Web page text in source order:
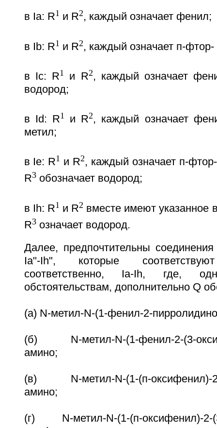
в Ia: R1 и R2, каждый означает фенил;
в Ib: R1 и R2, каждый означает п-
в Ic: R1 и R2, каждый означает
водород;
в Id: R1 и R2, каждый означает
метил;
в Ie: R1 и R2, каждый означает п-
R3обозначает водород;
в Ih: R1 и R2 вместе имеют указанное
R3означает водород.
Далее, предпочтительны
Ia"-Ih", которые
соответственно, Ia-Ih, где,
обстоятельствам, дополнительно Q
(а) N-метил-N-(1-фенил-2-
(б) N-метил-N-(1-фенил-2-(3-окси-
амино;
(в) N-метил-N-(1-(п-оксифенил)-2-
амино;
(г) N-метил-N-(1-(п-оксифенил)-2-